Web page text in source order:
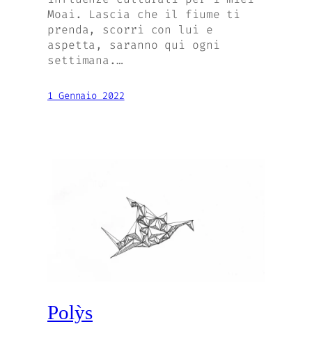
Moai. Lascia che il fiume ti
prenda, scorri con lui e
aspetta, saranno qui ogni
settimana.…
1 Gennaio 2022
Polỳs